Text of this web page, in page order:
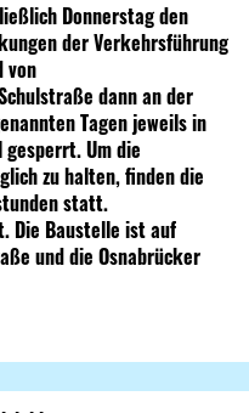
Donnerstag den
der Verkehrsführung
von
dann an der
Tagen jeweils in
gesperrt. Um die
zu halten, finden die
statt.
Die Baustelle ist auf
und die Osnabrücker